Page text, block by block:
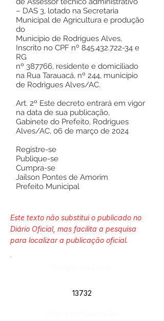
– DAS 3, lotado na Secretaria
Municipal de Agricultura e produção
do
Município de Rodrigues Alves,
Inscrito no CPF nº 845.432.722-34 e
RG
nº 387766, residente e domiciliado
na Rua Tarauacá, nº 244, município
de Rodrigues Alves/AC.
Art. 2º Este decreto entrará em vigor
na data de sua publicação,
Gabinete do Prefeito, Rodrigues
Alves/AC, 06 de março de 2024
Registre-se
Publique-se
Cumpra-se
Jailson Pontes de Amorim
Prefeito Municipal
Este texto não substitui o publicado no
Diário Oficial, mas facilita a pesquisa
para localizar a publicação oficial.
13732